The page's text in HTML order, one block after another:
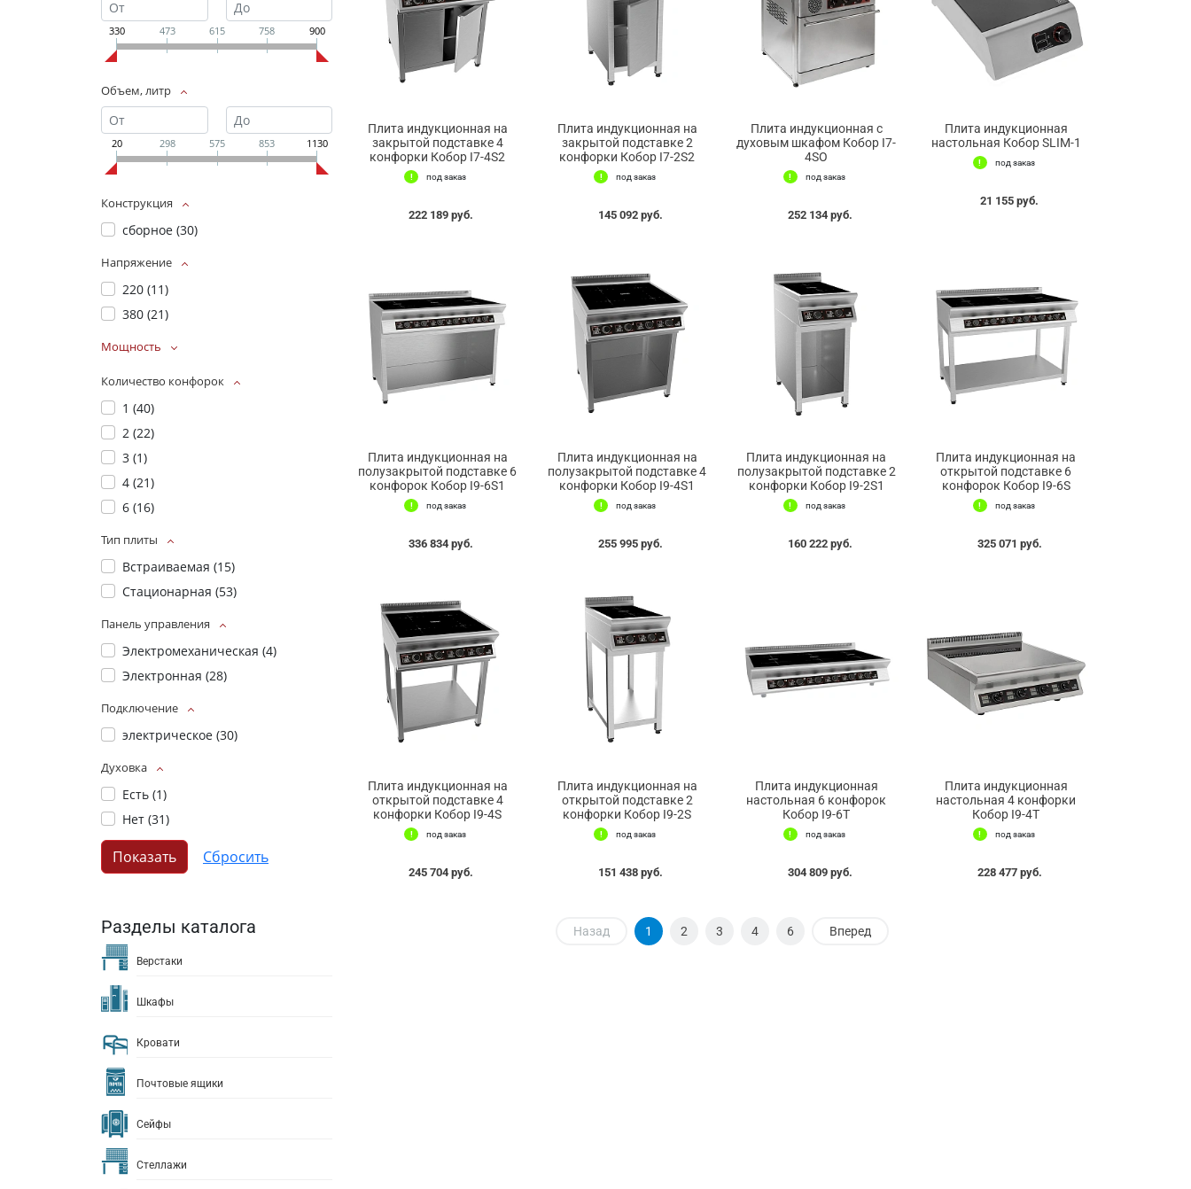
330 473 615 758 900
Объем, литр
20 298 575 853 1130
Конструкция
сборное (30)
Напряжение
220 (11)
380 (21)
Мощность
Количество конфорок
1 (40)
2 (22)
3 (1)
4 (21)
6 (16)
Тип плиты
Встраиваемая (15)
Стационарная (53)
Панель управления
Электромеханическая (4)
Электронная (28)
Подключение
электрическое (30)
Духовка
Есть (1)
Нет (31)
Разделы каталога
Верстаки
Шкафы
Кровати
Почтовые ящики
Сейфы
Стеллажи
Плита индукционная на
закрытой подставке 4
конфорки Кобор I7-4S2
под заказ
222 189 руб.
Плита индукционная на
закрытой подставке 2
конфорки Кобор I7-2S2
под заказ
145 092 руб.
Плита индукционная с
духовым шкафом Кобор I7-
4SO
под заказ
252 134 руб.
Плита индукционная
настольная Кобор SLIM-1
под заказ
21 155 руб.
Плита индукционная на
полузакрытой подставке 6
конфорок Кобор I9-6S1
под заказ
336 834 руб.
Плита индукционная на
полузакрытой подставке 4
конфорки Кобор I9-4S1
под заказ
255 995 руб.
Плита индукционная на
полузакрытой подставке 2
конфорки Кобор I9-2S1
под заказ
160 222 руб.
Плита индукционная на
открытой подставке 6
конфорок Кобор I9-6S
под заказ
325 071 руб.
Плита индукционная на
открытой подставке 4
конфорки Кобор I9-4S
под заказ
245 704 руб.
Плита индукционная на
открытой подставке 2
конфорки Кобор I9-2S
под заказ
151 438 руб.
Плита индукционная
настольная 6 конфорок
Кобор I9-6T
под заказ
304 809 руб.
Плита индукционная
настольная 4 конфорки
Кобор I9-4T
под заказ
228 477 руб.
Назад 1 2 3 4 6 Вперед